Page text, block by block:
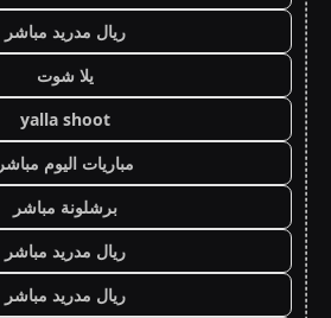
ريال مدريد مباشر
يلا شوت
yalla shoot
مباريات اليوم مباشر
برشلونة مباشر
ريال مدريد مباشر
ريال مدريد مباشر